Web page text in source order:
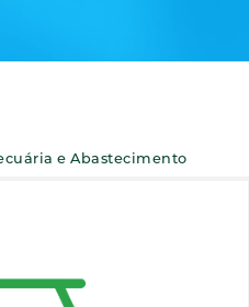
e Abastecimento